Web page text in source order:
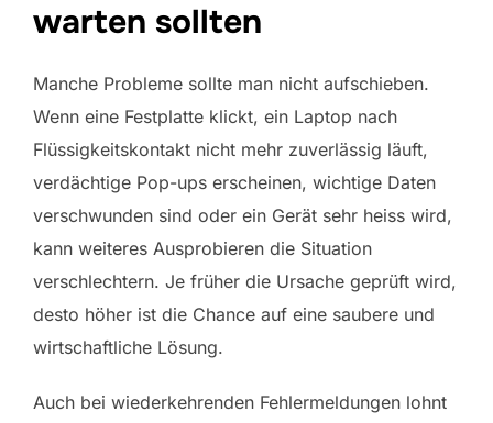
warten sollten
Manche Probleme sollte man nicht aufschieben.
Wenn eine Festplatte klickt, ein Laptop nach
Flüssigkeitskontakt nicht mehr zuverlässig läuft,
verdächtige Pop-ups erscheinen, wichtige Daten
verschwunden sind oder ein Gerät sehr heiss wird,
kann weiteres Ausprobieren die Situation
verschlechtern. Je früher die Ursache geprüft wird,
desto höher ist die Chance auf eine saubere und
wirtschaftliche Lösung.
Auch bei wiederkehrenden Fehlermeldungen lohnt